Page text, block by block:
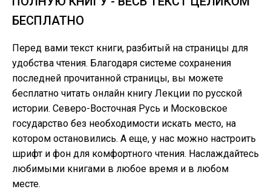
БЕСПЛАТНО
Перед вами текст книги, разбитый на страницы для
удобства чтения. Благодаря системе сохранения
последней прочитанной страницы, вы можете
бесплатно читать онлайн книгу Лекции по русской
истории. Северо-Восточная Русь и Московское
государство без необходимости искать место, на
котором остановились. А еще, у нас можно настроить
шрифт и фон для комфортного чтения. Наслаждайтесь
любимыми книгами в любое время и в любом
месте.